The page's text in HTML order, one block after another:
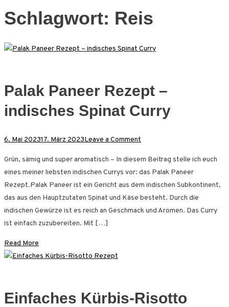
Schlagwort: Reis
Palak Paneer Rezept –
indisches Spinat Curry
6. Mai 202317. März 2023Leave a Comment
Grün, sämig und super aromatisch – In diesem Beitrag stelle ich euch
eines meiner liebsten indischen Currys vor: das Palak Paneer
Rezept.Palak Paneer ist ein Gericht aus dem indischen Subkontinent,
das aus den Hauptzutaten Spinat und Käse besteht. Durch die
indischen Gewürze ist es reich an Geschmack und Aromen. Das Curry
ist einfach zuzubereiten. Mit […]
Read More
Einfaches Kürbis-Risotto